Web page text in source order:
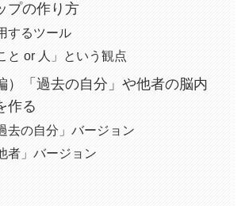
プの作り方
するツール
と or 人」という観点
）「過去の自分」や他者の脳内
作る
去の自分」バージョン
者」バージョン